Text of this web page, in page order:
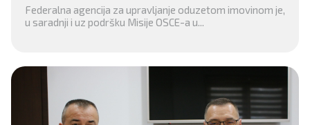
ODUZIMANJA NEZAKONITO STEČENE
IMOVINE KRIVIČNIM DJELOM
Federalna agencija za upravljanje oduzetom imovinom je,
u saradnji i uz podršku Misije OSCE-a u...